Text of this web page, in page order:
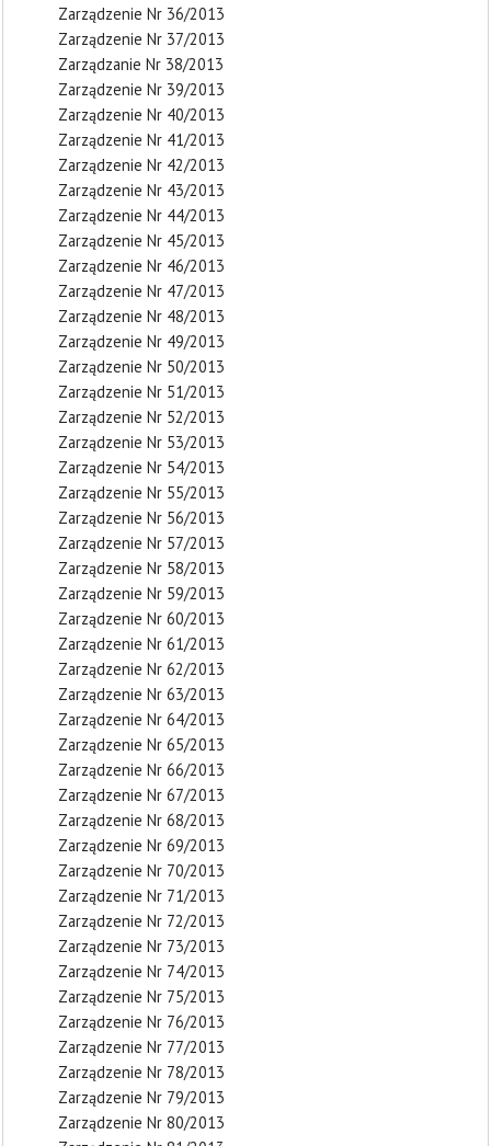
Zarządzenie Nr 36/2013
Zarządzenie Nr 37/2013
Zarządzanie Nr 38/2013
Zarządzenie Nr 39/2013
Zarządzenie Nr 40/2013
Zarządzenie Nr 41/2013
Zarządzenie Nr 42/2013
Zarządzenie Nr 43/2013
Zarządzenie Nr 44/2013
Zarządzenie Nr 45/2013
Zarządzenie Nr 46/2013
Zarządzenie Nr 47/2013
Zarządzenie Nr 48/2013
Zarządzenie Nr 49/2013
Zarządzenie Nr 50/2013
Zarządzenie Nr 51/2013
Zarządzenie Nr 52/2013
Zarządzenie Nr 53/2013
Zarządzenie Nr 54/2013
Zarządzenie Nr 55/2013
Zarządzenie Nr 56/2013
Zarządzenie Nr 57/2013
Zarządzenie Nr 58/2013
Zarządzenie Nr 59/2013
Zarządzenie Nr 60/2013
Zarządzenie Nr 61/2013
Zarządzenie Nr 62/2013
Zarządzenie Nr 63/2013
Zarządzenie Nr 64/2013
Zarządzenie Nr 65/2013
Zarządzenie Nr 66/2013
Zarządzenie Nr 67/2013
Zarządzenie Nr 68/2013
Zarządzenie Nr 69/2013
Zarządzenie Nr 70/2013
Zarządzenie Nr 71/2013
Zarządzenie Nr 72/2013
Zarządzenie Nr 73/2013
Zarządzenie Nr 74/2013
Zarządzenie Nr 75/2013
Zarządzenie Nr 76/2013
Zarządzenie Nr 77/2013
Zarządzenie Nr 78/2013
Zarządzenie Nr 79/2013
Zarządzenie Nr 80/2013